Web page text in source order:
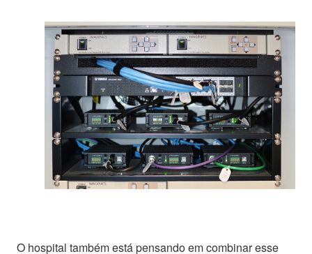
O hospital também está pensando em combinar esse